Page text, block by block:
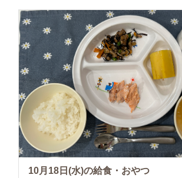
10月18日(水)の給食・おやつ